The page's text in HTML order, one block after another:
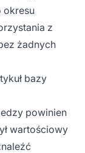
okresu
z
żadnych
bazy
powinien
wartościowy